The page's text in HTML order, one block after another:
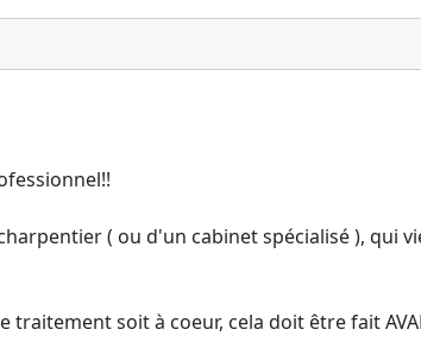
( ou d'un cabinet spécialisé ), qui
soit à coeur, cela doit être fait